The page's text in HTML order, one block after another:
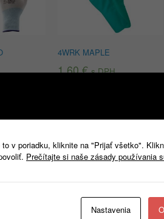
4WRK MAPLE
1,60€ s DPH
v poriadku, kliknite na "Prijať všetko".
Prečítajte si naše zásady používania
Nastavenia